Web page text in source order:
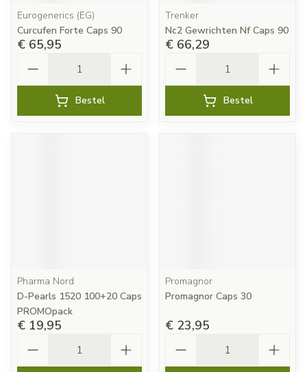
Eurogenerics (EG)
Curcufen Forte Caps 90
€ 65,95
Bestel
Trenker
Nc2 Gewrichten Nf Caps 90
€ 66,29
Bestel
Pharma Nord
D-Pearls 1520 100+20 Caps
PROMOpack
€ 19,95
Promagnor
Promagnor Caps 30
€ 23,95